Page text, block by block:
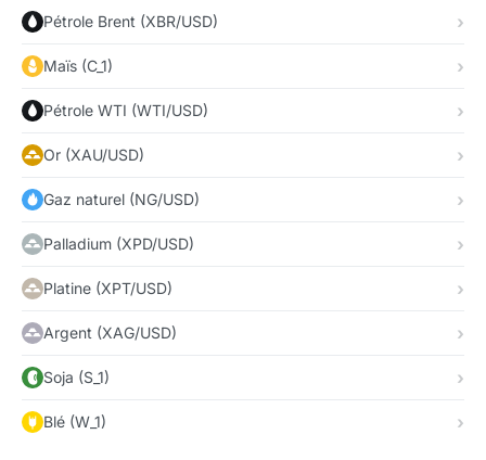
Pétrole Brent (XBR/USD)
Maïs (C_1)
Pétrole WTI (WTI/USD)
Or (XAU/USD)
Gaz naturel (NG/USD)
Palladium (XPD/USD)
Platine (XPT/USD)
Argent (XAG/USD)
Soja (S_1)
Blé (W_1)